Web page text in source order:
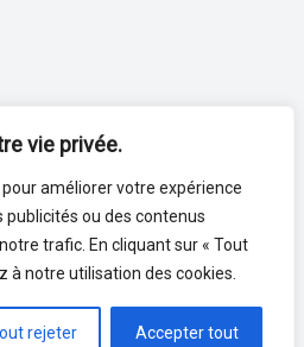
vie privée.
améliorer votre expérience
ou des contenus
trafic. En cliquant sur « Tout
à notre utilisation des cookies.
rejeter Accepter tout
francophones.
Made with love byCherry Pulp